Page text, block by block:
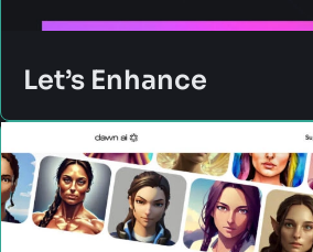
Let’s Enhance